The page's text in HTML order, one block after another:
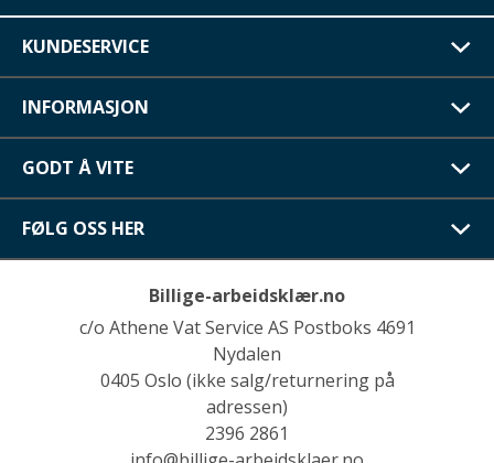
KUNDESERVICE
INFORMASJON
GODT Å VITE
FØLG OSS HER
Billige-arbeidsklær.no
c/o Athene Vat Service AS Postboks 4691
Nydalen
0405 Oslo (ikke salg/returnering på
adressen)
2396 2861